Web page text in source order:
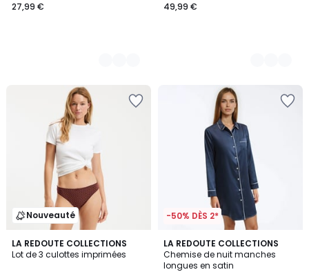
27,99 €
49,99 €
Nouveauté
LA REDOUTE COLLECTIONS
Lot de 3 culottes imprimées
-50% DÈS 2*
LA REDOUTE COLLECTIONS
Chemise de nuit manches
longues en satin
4,6
/ 5